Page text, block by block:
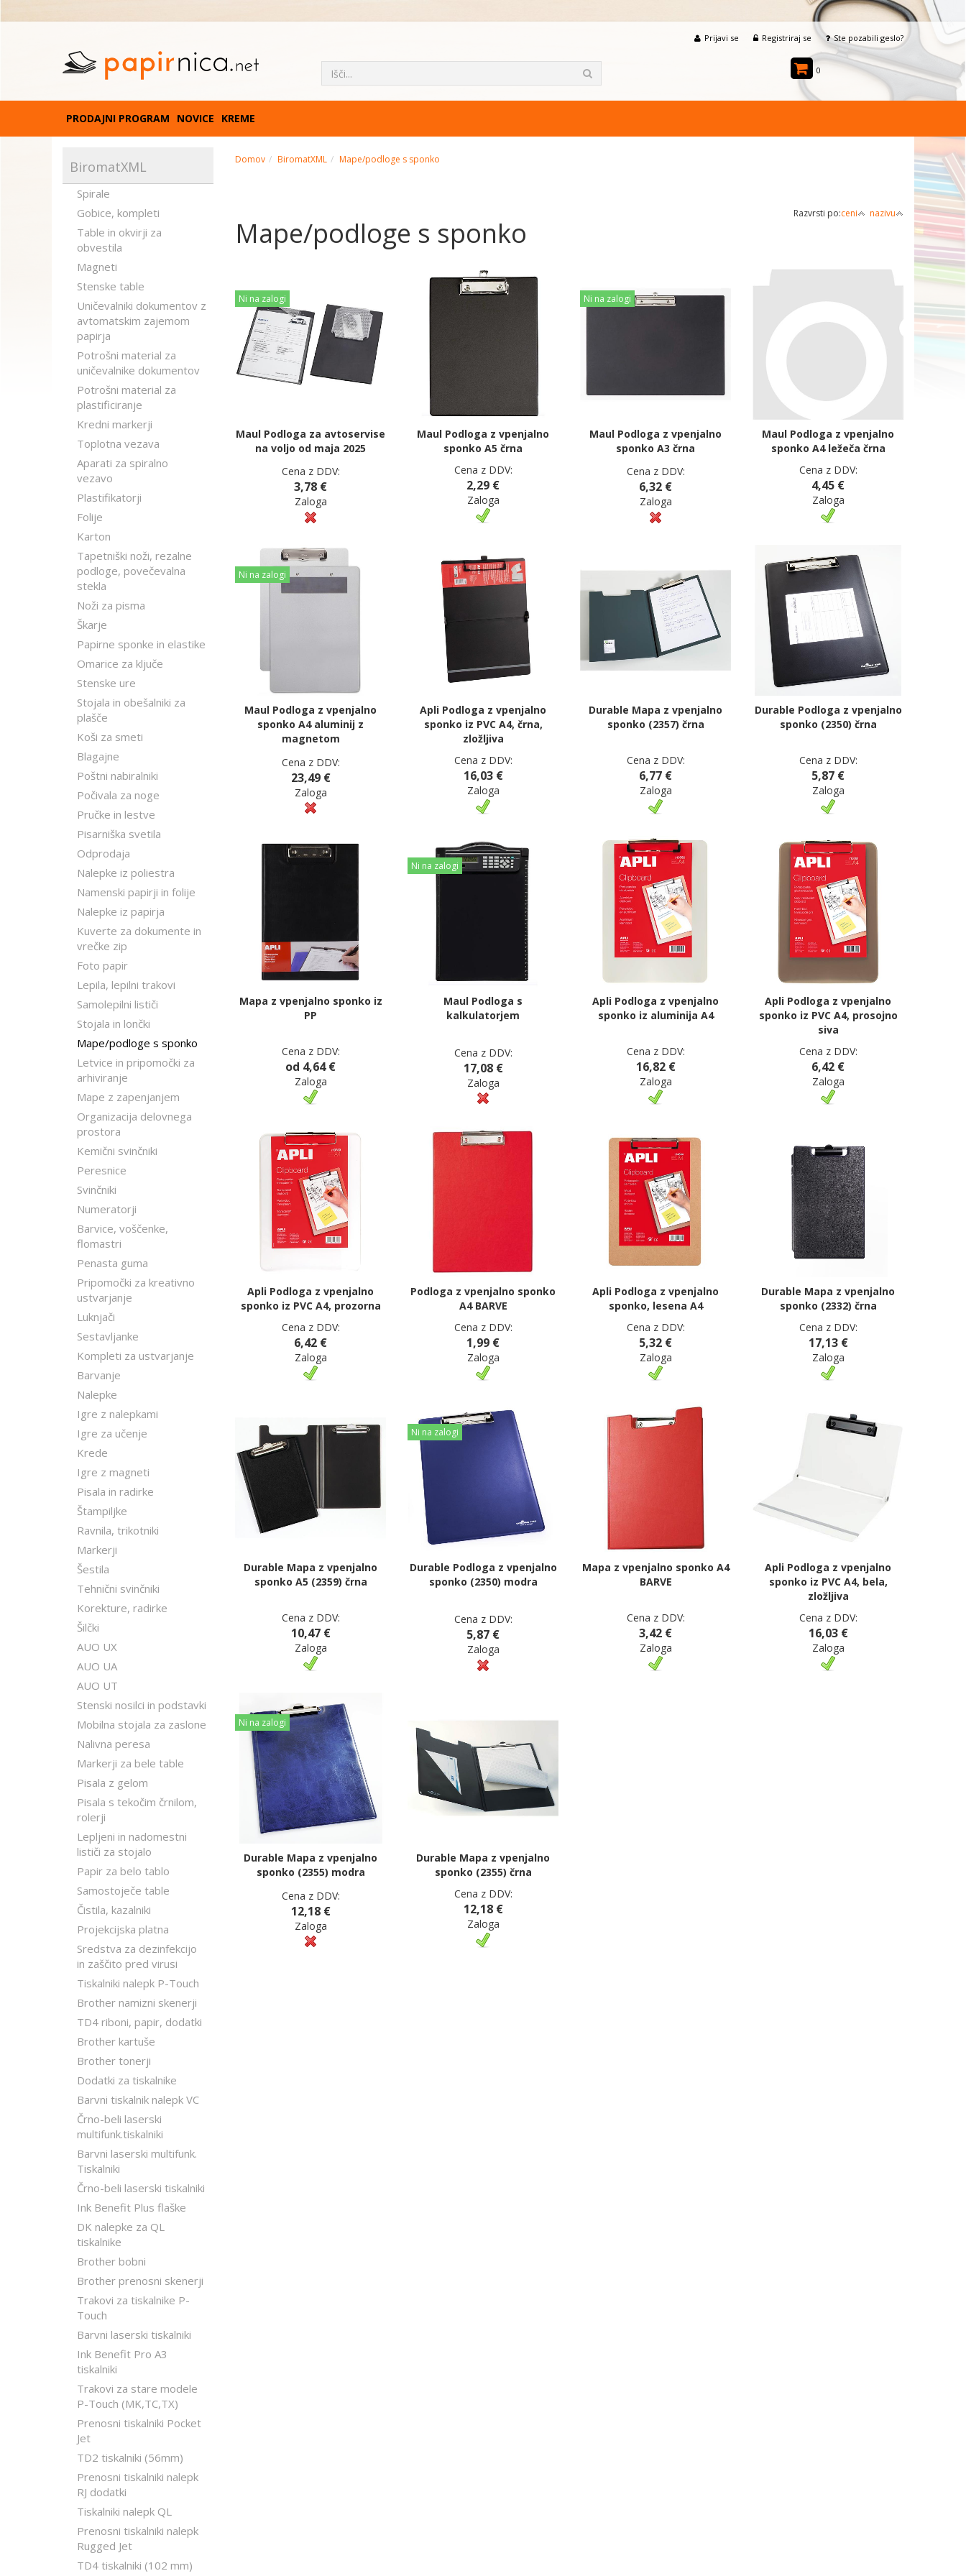
Prijavi se Registriraj se Ste pozabili geslo?
0
PRODAJNI PROGRAM NOVICE KREME
BiromatXML
Spirale
Gobice, kompleti
Table in okvirji za
obvestila
Magneti
Stenske table
Uničevalniki dokumentov z
avtomatskim zajemom
papirja
Potrošni material za
uničevalnike dokumentov
Potrošni material za
plastificiranje
Kredni markerji
Toplotna vezava
Aparati za spiralno
vezavo
Plastifikatorji
Folije
Karton
Tapetniški noži, rezalne
podloge, povečevalna
stekla
Noži za pisma
Škarje
Papirne sponke in elastike
Omarice za ključe
Stenske ure
Stojala in obešalniki za
plašče
Koši za smeti
Blagajne
Poštni nabiralniki
Počivala za noge
Pručke in lestve
Pisarniška svetila
Odprodaja
Nalepke iz poliestra
Namenski papirji in folije
Nalepke iz papirja
Kuverte za dokumente in
vrečke zip
Foto papir
Lepila, lepilni trakovi
Samolepilni lističi
Stojala in lončki
Mape/podloge s sponko
Letvice in pripomočki za
arhiviranje
Mape z zapenjanjem
Organizacija delovnega
prostora
Kemični svinčniki
Peresnice
Svinčniki
Numeratorji
Barvice, voščenke,
flomastri
Penasta guma
Pripomočki za kreativno
ustvarjanje
Luknjači
Sestavljanke
Kompleti za ustvarjanje
Barvanje
Nalepke
Igre z nalepkami
Igre za učenje
Krede
Igre z magneti
Pisala in radirke
Štampiljke
Ravnila, trikotniki
Markerji
Šestila
Tehnični svinčniki
Korekture, radirke
Šilčki
AUO UX
AUO UA
AUO UT
Stenski nosilci in podstavki
Mobilna stojala za zaslone
Nalivna peresa
Markerji za bele table
Pisala z gelom
Pisala s tekočim črnilom,
rolerji
Lepljeni in nadomestni
lističi za stojalo
Papir za belo tablo
Samostoječe table
Čistila, kazalniki
Projekcijska platna
Sredstva za dezinfekcijo
in zaščito pred virusi
Tiskalniki nalepk P-Touch
Brother namizni skenerji
TD4 riboni, papir, dodatki
Brother kartuše
Brother tonerji
Dodatki za tiskalnike
Barvni tiskalnik nalepk VC
Črno-beli laserski
multifunk.tiskalniki
Barvni laserski multifunk.
Tiskalniki
Črno-beli laserski tiskalniki
Ink Benefit Plus flaške
DK nalepke za QL
tiskalnike
Brother bobni
Brother prenosni skenerji
Trakovi za tiskalnike P-
Touch
Barvni laserski tiskalniki
Ink Benefit Pro A3
tiskalniki
Trakovi za stare modele
P-Touch (MK,TC,TX)
Prenosni tiskalniki Pocket
Jet
TD2 tiskalniki (56mm)
Prenosni tiskalniki nalepk
RJ dodatki
Tiskalniki nalepk QL
Prenosni tiskalniki nalepk
Rugged Jet
TD4 tiskalniki (102 mm)
Domov BiromatXML Mape/podloge s sponko
Razvrsti po:ceni nazivu
Mape/podloge s sponko
Ni na zalogi
Maul Podloga za avtoservise
na voljo od maja 2025
Cena z DDV:
3,78 €
Zaloga
Maul Podloga z vpenjalno
sponko A5 črna
Cena z DDV:
2,29 €
Zaloga
Ni na zalogi
Maul Podloga z vpenjalno
sponko A3 črna
Cena z DDV:
6,32 €
Zaloga
Maul Podloga z vpenjalno
sponko A4 ležeča črna
Cena z DDV:
4,45 €
Zaloga
Ni na zalogi
Maul Podloga z vpenjalno
sponko A4 aluminij z
magnetom
Cena z DDV:
23,49 €
Zaloga
Apli Podloga z vpenjalno
sponko iz PVC A4, črna,
zložljiva
Cena z DDV:
16,03 €
Zaloga
Durable Mapa z vpenjalno
sponko (2357) črna
Cena z DDV:
6,77 €
Zaloga
Durable Podloga z vpenjalno
sponko (2350) črna
Cena z DDV:
5,87 €
Zaloga
Mapa z vpenjalno sponko iz
PP
Cena z DDV:
od 4,64 €
Zaloga
Ni na zalogi
Maul Podloga s
kalkulatorjem
Cena z DDV:
17,08 €
Zaloga
Apli Podloga z vpenjalno
sponko iz aluminija A4
Cena z DDV:
16,82 €
Zaloga
Apli Podloga z vpenjalno
sponko iz PVC A4, prosojno
siva
Cena z DDV:
6,42 €
Zaloga
Apli Podloga z vpenjalno
sponko iz PVC A4, prozorna
Cena z DDV:
6,42 €
Zaloga
Podloga z vpenjalno sponko
A4 BARVE
Cena z DDV:
1,99 €
Zaloga
Apli Podloga z vpenjalno
sponko, lesena A4
Cena z DDV:
5,32 €
Zaloga
Durable Mapa z vpenjalno
sponko (2332) črna
Cena z DDV:
17,13 €
Zaloga
Durable Mapa z vpenjalno
sponko A5 (2359) črna
Cena z DDV:
10,47 €
Zaloga
Ni na zalogi
Durable Podloga z vpenjalno
sponko (2350) modra
Cena z DDV:
5,87 €
Zaloga
Mapa z vpenjalno sponko A4
BARVE
Cena z DDV:
3,42 €
Zaloga
Apli Podloga z vpenjalno
sponko iz PVC A4, bela,
zložljiva
Cena z DDV:
16,03 €
Zaloga
Ni na zalogi
Durable Mapa z vpenjalno
sponko (2355) modra
Cena z DDV:
12,18 €
Zaloga
Durable Mapa z vpenjalno
sponko (2355) črna
Cena z DDV:
12,18 €
Zaloga